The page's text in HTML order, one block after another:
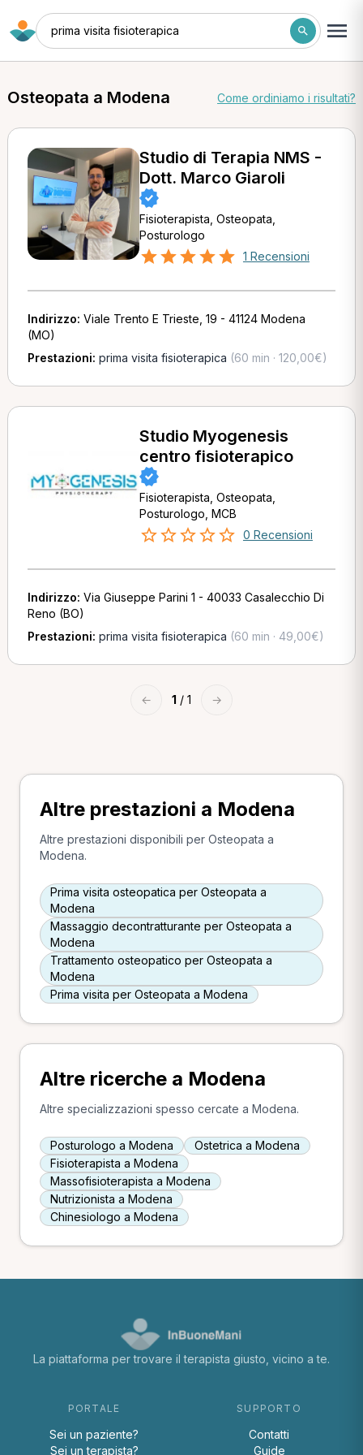
prima visita fisioterapica
Osteopata a Modena Come ordiniamo i risultati?
Studio di Terapia NMS -
Dott. Marco Giaroli
Fisioterapista, Osteopata,
Posturologo
1 Recensioni
Indirizzo: Viale Trento E Trieste, 19 - 41124 Modena
(MO)
Prestazioni: prima visita fisioterapica (60 min · 120,00€)
Studio Myogenesis
centro fisioterapico
Fisioterapista, Osteopata,
Posturologo, MCB
0 Recensioni
Indirizzo: Via Giuseppe Parini 1 - 40033 Casalecchio Di
Reno (BO)
Prestazioni: prima visita fisioterapica (60 min · 49,00€)
← 1 / 1 →
Altre prestazioni a Modena
Altre prestazioni disponibili per Osteopata a
Modena.
Prima visita osteopatica per Osteopata a
Modena
Massaggio decontratturante per Osteopata a
Modena
Trattamento osteopatico per Osteopata a
Modena
Prima visita per Osteopata a Modena
Altre ricerche a Modena
Altre specializzazioni spesso cercate a Modena.
Posturologo a Modena
Ostetrica a Modena
Fisioterapista a Modena
Massofisioterapista a Modena
Nutrizionista a Modena
Chinesiologo a Modena
La piattaforma per trovare il terapista giusto, vicino a te.
PORTALE
Sei un paziente?
Sei un terapista?
SUPPORTO
Contatti
Guide